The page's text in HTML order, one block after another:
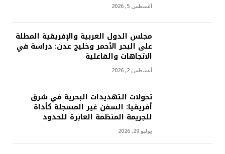
أغسطس 5, 2026
مجلس الدول العربية والإفريقية المطلة
على البحر الأحمر وخليج عدن: دراسة في
الاتجاهات والفاعلية
أغسطس 2, 2026
تحولات التهديدات البحرية في شرق
أفريقيا: السفن غير المسجلة كأداة
للجريمة المنظمة العابرة للحدود
يوليو 29, 2026